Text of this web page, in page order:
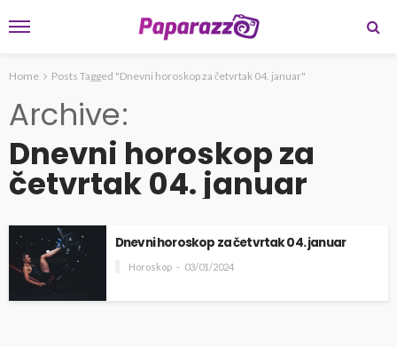
Home Posts Tagged "Dnevni horoskop za četvrtak 04. januar"
Archive
Dnevni horoskop za
četvrtak 04. januar
Dnevni horoskop za četvrtak 04. januar
Horoskop 03/01/2024